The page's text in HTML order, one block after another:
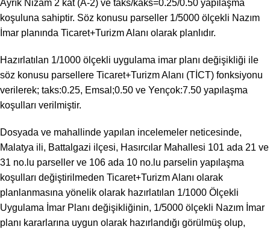
Ayrık Nizam 2 kat (A-2) ve taks/kaks=0.25/0.50 yapılaşma
koşuluna sahiptir. Söz konusu parseller 1/5000 ölçekli Nazım
İmar planında Ticaret+Turizm Alanı olarak planlıdır.
Hazırlatılan 1/1000 ölçekli uygulama imar planı değişikliği ile
söz konusu parsellere Ticaret+Turizm Alanı (TİCT) fonksiyonu
verilerek; taks:0.25, Emsal;0.50 ve Yençok:7.50 yapılaşma
koşulları verilmiştir.
Dosyada ve mahallinde yapılan incelemeler neticesinde,
Malatya ili, Battalgazi ilçesi, Hasırcılar Mahallesi 101 ada 21 ve
31 no.lu parseller ve 106 ada 10 no.lu parselin yapılaşma
koşulları değiştirilmeden Ticaret+Turizm Alanı olarak
planlanmasına yönelik olarak hazırlatılan 1/1000 Ölçekli
Uygulama İmar Planı değişikliğinin, 1/5000 ölçekli Nazım İmar
planı kararlarına uygun olarak hazırlandığı görülmüş olup,